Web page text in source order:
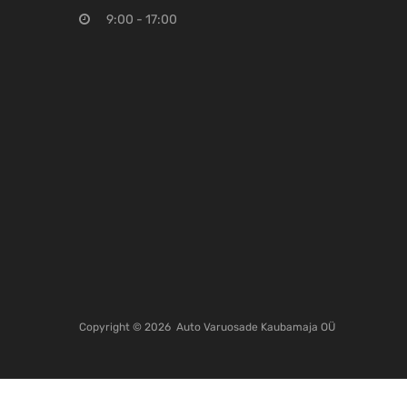
9:00 - 17:00
Copyright © 2026 Auto Varuosade Kaubamaja OÜ